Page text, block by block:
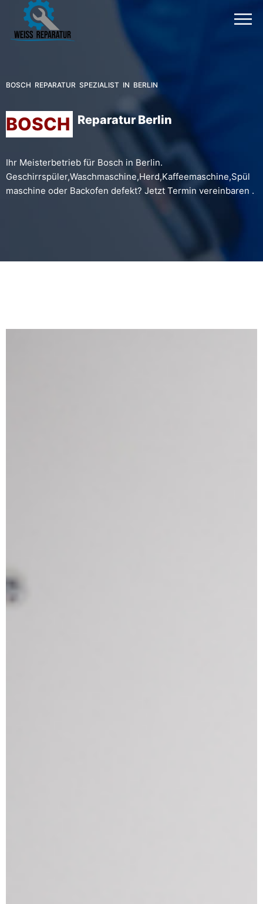
BOSCH REPARATUR SPEZIALIST IN BERLIN
BOSCH Reparatur Berlin
Ihr Meisterbetrieb für Bosch in Berlin.
Geschirrspüler,Waschmaschine,Herd,Kaffeemaschine,Spül
maschine oder Backofen defekt? Jetzt Termin vereinbaren .